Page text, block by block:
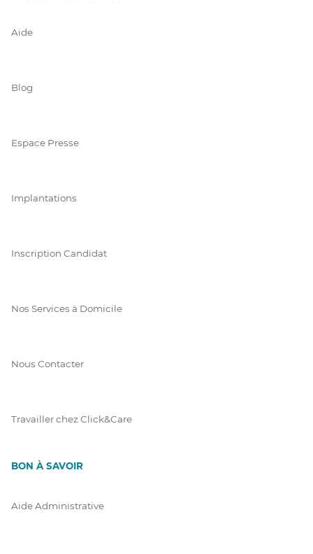
Aide
Blog
Espace Presse
Implantations
Inscription Candidat
Nos Services à Domicile
Nous Contacter
Travailler chez Click&Care
BON À SAVOIR
Aide Administrative